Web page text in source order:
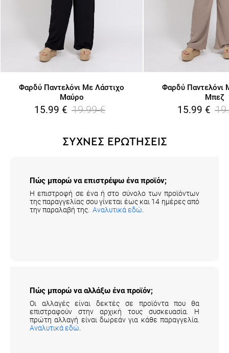
Φαρδύ Παντελόνι Με Λάστιχο
Μαύρο
15.99 € 19.99 €
Φαρδύ Παντελόνι
Μπεζ
15.99 €
ΣΥΧΝΕΣ ΕΡΩΤΗΣΕΙΣ
Πώς μπορώ να επιστρέψω ένα προϊόν;
Η επιστροφή σε ένα ή στο σύνολο των προϊόντων
της παραγγελίας σου γίνεται έως και 14 ημέρες από
την παραλαβή της. Αναλυτικά εδώ
Πώς μπορώ να αλλάξω ένα προϊόν;
Οι αλλαγές είναι δεκτές σε προϊόντα που θα
επιστραφούν στην αρχική τους συσκευασία. Η
πρώτη αλλαγή είναι δωρεάν για κάθε παραγγελία.
Αναλυτικά εδώ